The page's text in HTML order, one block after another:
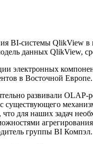
BI-системы QlikView
данных QlikView,
электронных
в Восточной Европе.
развивали
для наших задач
группы BI Компэл.